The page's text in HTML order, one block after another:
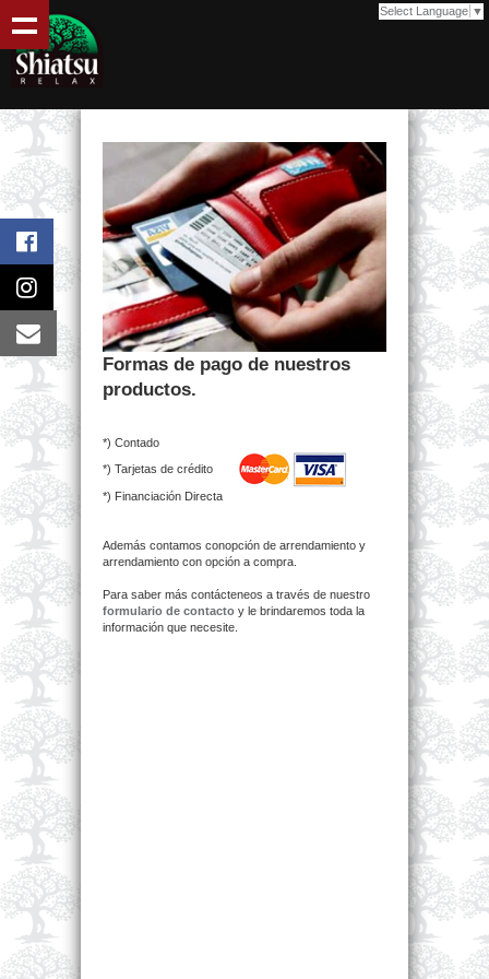
Select Language ▼
Formas de pago de nuestros
productos.
*) Contado
*) Tarjetas de crédito
*) Financiación Directa
Además contamos conopción de arrendamiento y
arrendamiento con opción a compra.
Para saber más contácteneos a través de nuestro
formulario de contacto y le brindaremos toda la
información que necesite.